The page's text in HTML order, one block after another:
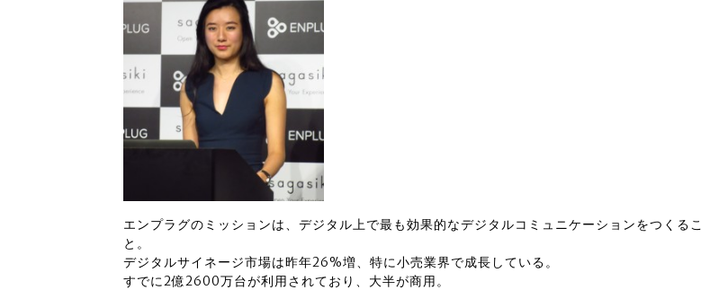
エンプラグのミッションは、デジタル上で最も効果的なデジタルコミュニケーションをつくるこ
と。
デジタルサイネージ市場は昨年26%増、特に小売業界で成長している。
すでに2億2600万台が利用されており、大半が商用。